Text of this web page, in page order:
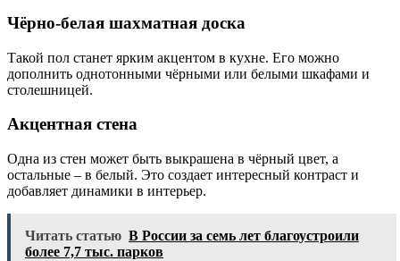
Чёрно-белая шахматная доска
Такой пол станет ярким акцентом в кухне. Его можно
дополнить однотонными чёрными или белыми шкафами и
столешницей.
Акцентная стена
Одна из стен может быть выкрашена в чёрный цвет, а
остальные – в белый. Это создает интересный контраст и
добавляет динамики в интерьер.
Читать статью В России за семь лет благоустроили
более 7,7 тыс. парков